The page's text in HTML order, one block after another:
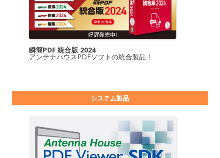
瞬簡PDF 統合版 2024
アンテナハウスPDFソフトの統合製品！
システム製品